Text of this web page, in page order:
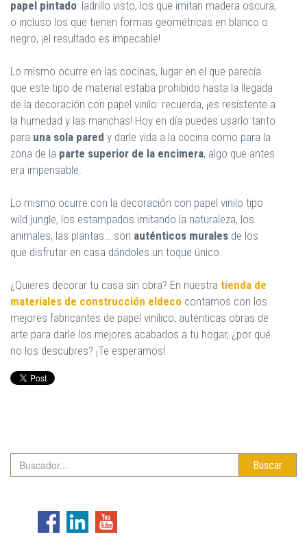
papel pintado: ladrillo visto, los que imitan madera oscura,
o incluso los que tienen formas geométricas en blanco o
negro, ¡el resultado es impecable!
Lo mismo ocurre en las cocinas, lugar en el que parecía
que este tipo de material estaba prohibido hasta la llegada
de la decoración con papel vinilo: recuerda, ¡es resistente a
la humedad y las manchas! Hoy en día puedes usarlo tanto
para una sola pared y darle vida a la cocina como para la
zona de la parte superior de la encimera, algo que antes
era impensable.
Lo mismo ocurre con la decoración con papel vinilo tipo
wild jungle, los estampados imitando la naturaleza, los
animales, las plantas… son auténticos murales de los
que disfrutar en casa dándoles un toque único.
¿Quieres decorar tu casa sin obra? En nuestra tienda de
materiales de construcción eldeco contamos con los
mejores fabricantes de papel vinílico, auténticas obras de
arte para darle los mejores acabados a tu hogar, ¿por qué
no los descubres? ¡Te esperamos!
Buscar